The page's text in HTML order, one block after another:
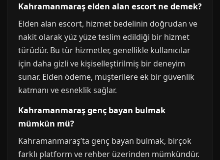
Kahramanmaraş elden alan escort ne demek?
Elden alan escort, hizmet bedelinin doğrudan ve
nakit olarak yüz yüze teslim edildiği bir hizmet
türüdür. Bu tür hizmetler, genellikle kullanıcılar
için daha gizli ve kişiselleştirilmiş bir deneyim
sunar. Elden ödeme, müşterilere ek bir güvenlik
katmanı ve esneklik sağlar.
Kahramanmaraş genç bayan bulmak
mümkün mü?
Kahramanmaraş’ta genç bayan bulmak, birçok
farklı platform ve rehber üzerinden mümkündür.